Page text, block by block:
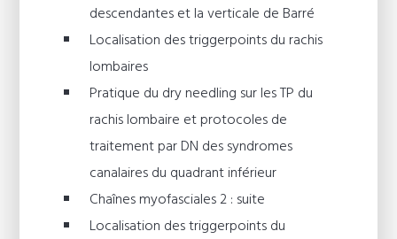
descendantes et la verticale de Barré
Localisation des triggerpoints du rachis
lombaires
Pratique du dry needling sur les TP du
rachis lombaire et protocoles de
traitement par DN des syndromes
canalaires du quadrant inférieur
Chaînes myofasciales 2 : suite
Localisation des triggerpoints du